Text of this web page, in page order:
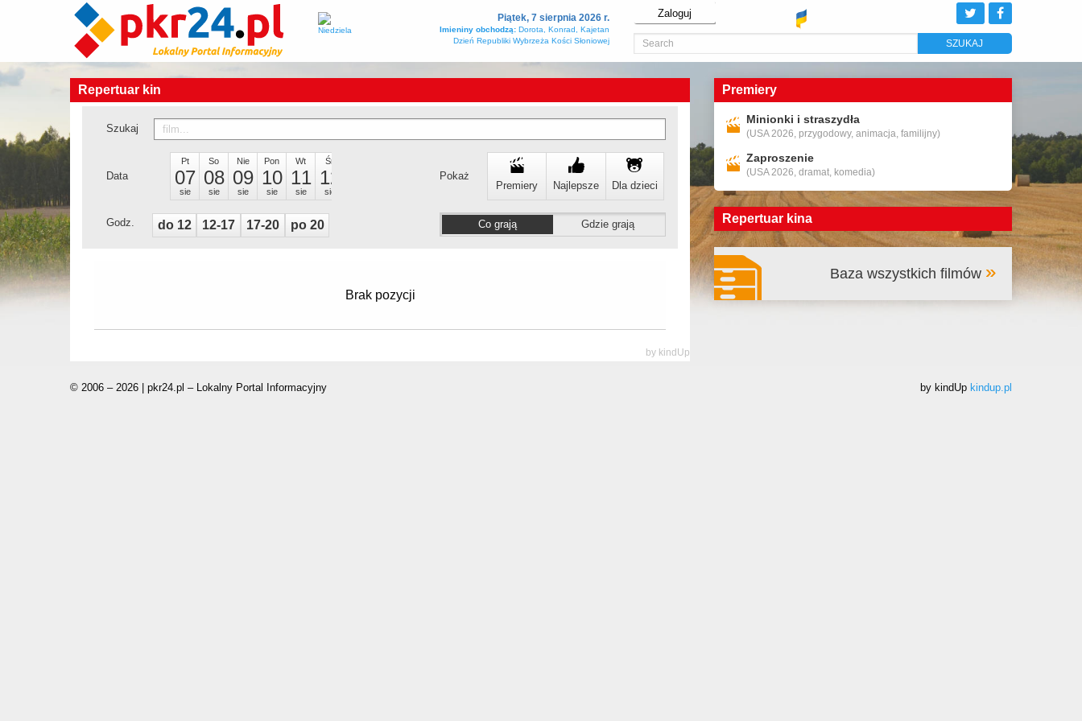
Piątek, 7 sierpnia 2026 r.
Imieniny obchodzą: Dorota, Konrad, Kajetan
Dzień Republiki Wybrzeża Kości Słoniowej
Zaloguj
Repertuar kin
Szukaj
Data
Pt
07
sie
So
08
sie
Nie
09
sie
Pon
10
sie
Wt
11
sie
Śr
12
sie
16
Pokaż
Premiery
Najlepsze Dla dzieci
Godz. do 12 12-17 17-20 po 20 Co grają Gdzie grają
Brak pozycji
by kindUp
Premiery
Minionki i straszydła
(USA 2026, przygodowy, animacja, familijny)
Zaproszenie
(USA 2026, dramat, komedia)
Repertuar kina
Baza wszystkich filmów
© 2006 – 2026 | pkr24.pl – Lokalny Portal Informacyjny by kindUp kindup.pl